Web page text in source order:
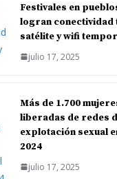
Festivales en
logran conectividad
satélite y wifi
julio 17, 2025
Más de 1.700
liberadas de redes
explotación sexual
2024
julio 17, 2025